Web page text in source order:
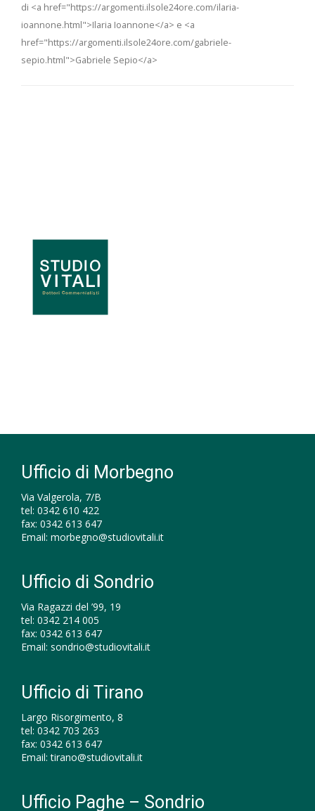
di <a href="https://argomenti.ilsole24ore.com/ilaria-
ioannone.html">Ilaria Ioannone</a> e <a
href="https://argomenti.ilsole24ore.com/gabriele-
sepio.html">Gabriele Sepio</a>
Ufficio di Morbegno
Via Valgerola, 7/B
tel: 0342 610 422
fax: 0342 613 647
Email: morbegno@studiovitali.it
Ufficio di Sondrio
Via Ragazzi del ’99, 19
tel: 0342 214 005
fax: 0342 613 647
Email: sondrio@studiovitali.it
Ufficio di Tirano
Largo Risorgimento, 8
tel: 0342 703 263
fax: 0342 613 647
Email:tirano@studiovitali.it
Ufficio Paghe – Sondrio